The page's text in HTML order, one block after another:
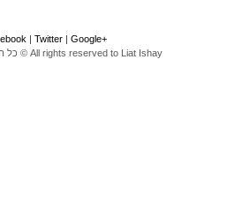
+
| Twitter | Google
All rights reserved to Liat Ishay © כל הזכויות שמורות לליאת ישי